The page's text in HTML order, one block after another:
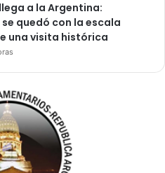
a la Argentina:
quedó con la escala
una visita histórica